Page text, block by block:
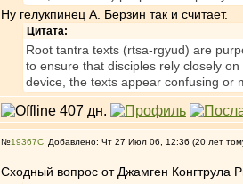
Ну гелукпинец А. Берзин так и считает.
Цитата:
Root tantra texts (rtsa-rgyud) are
to ensure that disciples rely closely
device, the texts appear confusing or
№19367 Добавлено: Чт 27 Июл 06, 12:36 (20 лет
Сходный вопрос от Джамген Конгтрула